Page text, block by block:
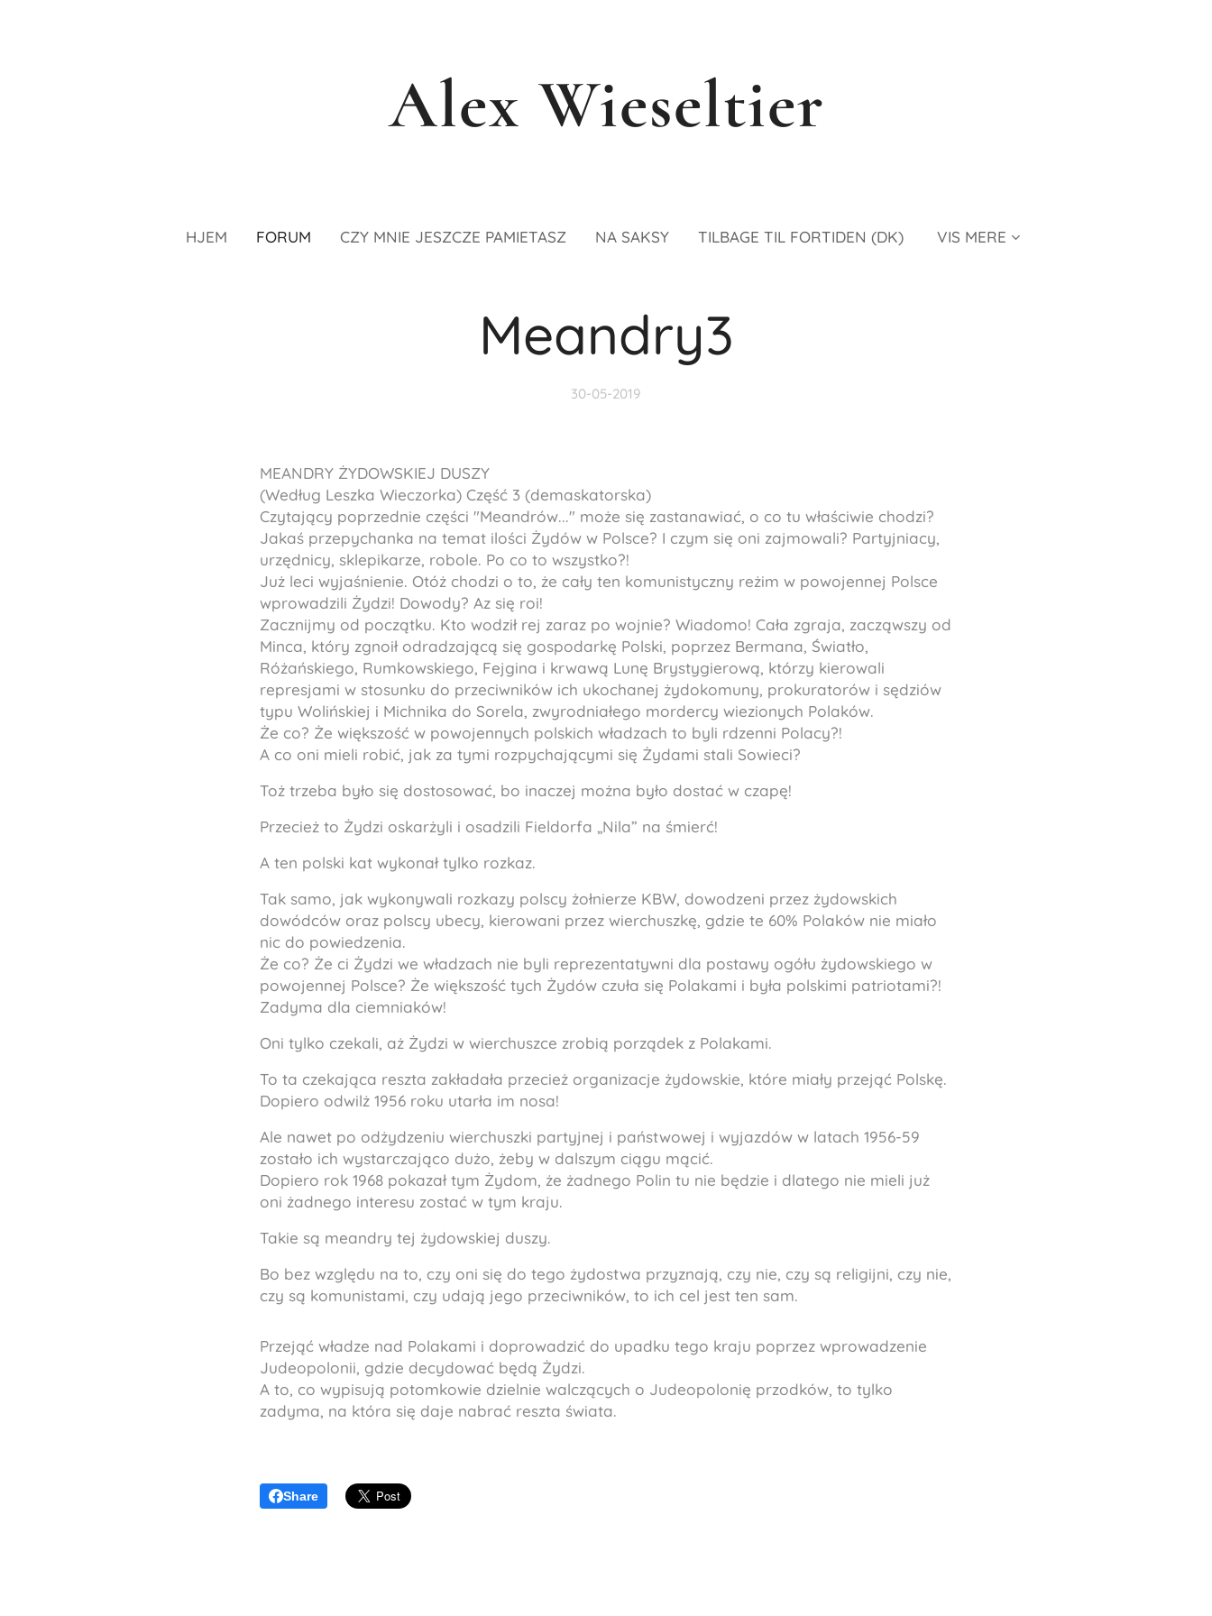
Alex Wieseltier
HJEM FORUM CZY MNIE JESZCZE PAMIETASZ NA SAKSY TILBAGE TIL FORTIDEN (DK) VIS MERE
Meandry3
30-05-2019
MEANDRY ŻYDOWSKIEJ DUSZY
(Według Leszka Wieczorka) Część 3 (demaskatorska)
Czytający poprzednie części "Meandrów..." może się zastanawiać, o co tu właściwie chodzi?
Jakaś przepychanka na temat ilości Żydów w Polsce? I czym się oni zajmowali? Partyjniacy,
urzędnicy, sklepikarze, robole. Po co to wszystko?!
Już leci wyjaśnienie. Otóż chodzi o to, że cały ten komunistyczny reżim w powojennej Polsce
wprowadzili Żydzi! Dowody? Az się roi!
Zacznijmy od początku. Kto wodził rej zaraz po wojnie? Wiadomo! Cała zgraja, zacząwszy od
Minca, który zgnoił odradzającą się gospodarkę Polski, poprzez Bermana, Światło,
Różańskiego, Rumkowskiego, Fejgina i krwawą Lunę Brystygierową, którzy kierowali
represjami w stosunku do przeciwników ich ukochanej żydokomuny, prokuratorów i sędziów
typu Wolińskiej i Michnika do Sorela, zwyrodniałego mordercy wiezionych Polaków.
Że co? Że większość w powojennych polskich władzach to byli rdzenni Polacy?!
A co oni mieli robić, jak za tymi rozpychającymi się Żydami stali Sowieci?
Toż trzeba było się dostosować, bo inaczej można było dostać w czapę!
Przecież to Żydzi oskarżyli i osadzili Fieldorfa „Nila” na śmierć!
A ten polski kat wykonał tylko rozkaz.
Tak samo, jak wykonywali rozkazy polscy żołnierze KBW, dowodzeni przez żydowskich
dowódców oraz polscy ubecy, kierowani przez wierchuszkę, gdzie te 60% Polaków nie miało
nic do powiedzenia.
Że co? Że ci Żydzi we władzach nie byli reprezentatywni dla postawy ogółu żydowskiego w
powojennej Polsce? Że większość tych Żydów czuła się Polakami i była polskimi patriotami?!
Zadyma dla ciemniaków!
Oni tylko czekali, aż Żydzi w wierchuszce zrobią porządek z Polakami.
To ta czekająca reszta zakładała przecież organizacje żydowskie, które miały przejąć Polskę.
Dopiero odwilż 1956 roku utarła im nosa!
Ale nawet po odżydzeniu wierchuszki partyjnej i państwowej i wyjazdów w latach 1956-59
zostało ich wystarczająco dużo, żeby w dalszym ciągu mącić.
Dopiero rok 1968 pokazał tym Żydom, że żadnego Polin tu nie będzie i dlatego nie mieli już
oni żadnego interesu zostać w tym kraju.
Takie są meandry tej żydowskiej duszy.
Bo bez względu na to, czy oni się do tego żydostwa przyznają, czy nie, czy są religijni, czy nie,
czy są komunistami, czy udają jego przeciwników, to ich cel jest ten sam.
Przejąć władze nad Polakami i doprowadzić do upadku tego kraju poprzez wprowadzenie
Judeopolonii, gdzie decydować będą Żydzi.
A to, co wypisują potomkowie dzielnie walczących o Judeopolonię przodków, to tylko
zadyma, na która się daje nabrać reszta świata.
Share